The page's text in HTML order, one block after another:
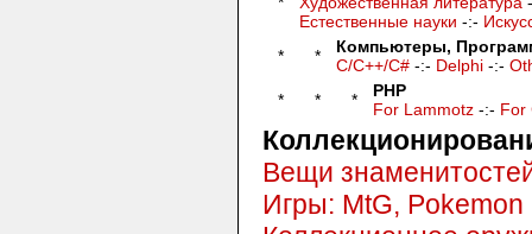
Естественные науки -:-
*
*
Компьютеры,
C/C++/C# -:- Delphi -:-
*
* *
PHP
For Lammotz -:- For
Вещи
Игры: MtG, Pokemon